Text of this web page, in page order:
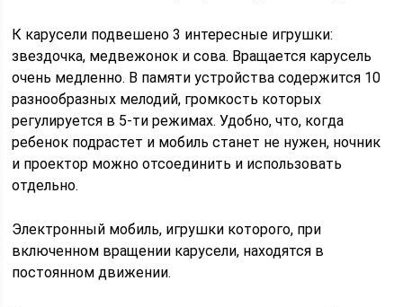
К карусели подвешено 3 интересные игрушки:
звездочка, медвежонок и сова. Вращается карусель
очень медленно. В памяти устройства содержится 10
разнообразных мелодий, громкость которых
регулируется в 5-ти режимах. Удобно, что, когда
ребенок подрастет и мобиль станет не нужен, ночник
и проектор можно отсоединить и использовать
отдельно.
Электронный мобиль, игрушки которого, при
включенном вращении карусели, находятся в
постоянном движении.